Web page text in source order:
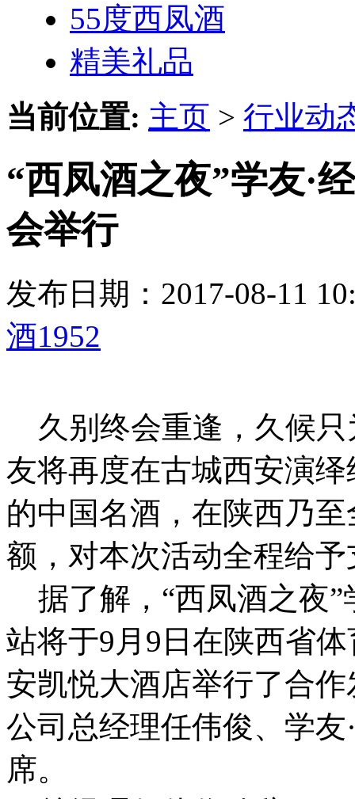
55度西凤酒
精美礼品
当前位置: 主页 > 行业动
“西凤酒之夜”学友·
会举行
发布日期：2017-08-11
酒1952
久别终会重逢，久候只
友将再度在古城西安演
的中国名酒，在陕西乃
额，对本次活动全程给予
据了解，“西凤酒之夜”
站将于9月9日在陕西省
安凯悦大酒店举行了合
公司总经理任伟俊、学
席。